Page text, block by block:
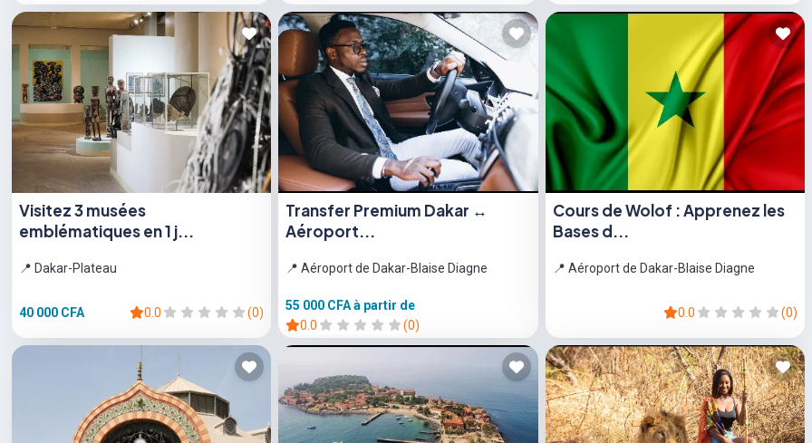
Visitez 3 musées
emblématiques en 1 j...
📍 Dakar-Plateau
40 000 CFA 0.0 (0)
Transfer Premium Dakar ↔
Aéroport...
📍 Aéroport de Dakar-Blaise Diagne
55 000 CFAà partir de
0.0
(0)
Cours de Wolof : Apprenez les
Bases d...
📍 Aéroport de Dakar-Blaise Diagne
0.0 (0)